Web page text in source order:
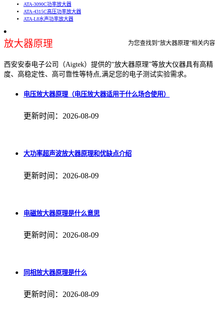
ATA-3090C功率放大器
ATA-4315C高压功率放大器
ATA-L8水声功率放大器
放大器原理 为您查找到“放大器原理”相关内容
西安安泰电子公司（Aigtek）提供的“放大器原理”等放大仪器具有高精
度、高稳定性、高可靠性等特点,满足您的电子测试实验需求。
电压放大器原理（电压放大器适用于什么场合使用）
更新时间：2026-08-09
大功率超声波放大器原理和优缺点介绍
更新时间：2026-08-09
电磁放大器原理是什么意思
更新时间：2026-08-09
同相放大器原理是什么
更新时间：2026-08-09